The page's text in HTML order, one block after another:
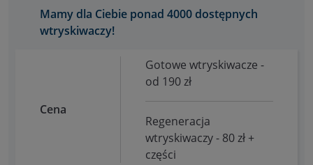
Mamy dla Ciebie ponad 4000 dostępnych
wtryskiwaczy!
Cena
Gotowe wtryskiwacze -
od 190 zł
Regeneracja
wtryskiwaczy - 80 zł +
części